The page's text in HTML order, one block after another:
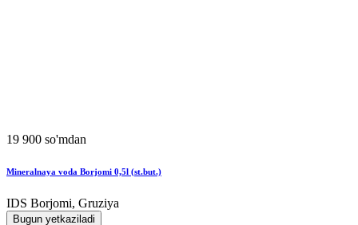
19 900 so'mdan
Mineralnaya voda Borjomi 0,5l (st.but.)
IDS Borjomi, Gruziya
Bugun yetkaziladi